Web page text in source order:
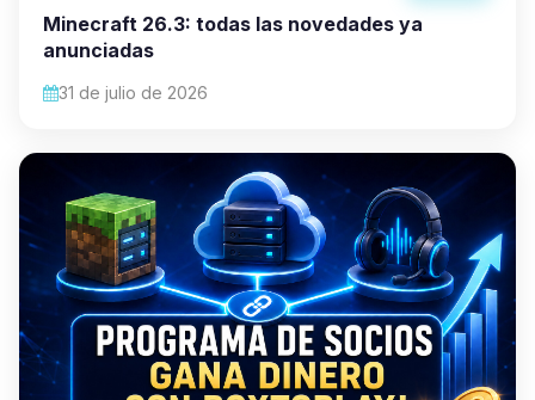
Minecraft 26.3: todas las novedades ya
anunciadas
31 de julio de 2026